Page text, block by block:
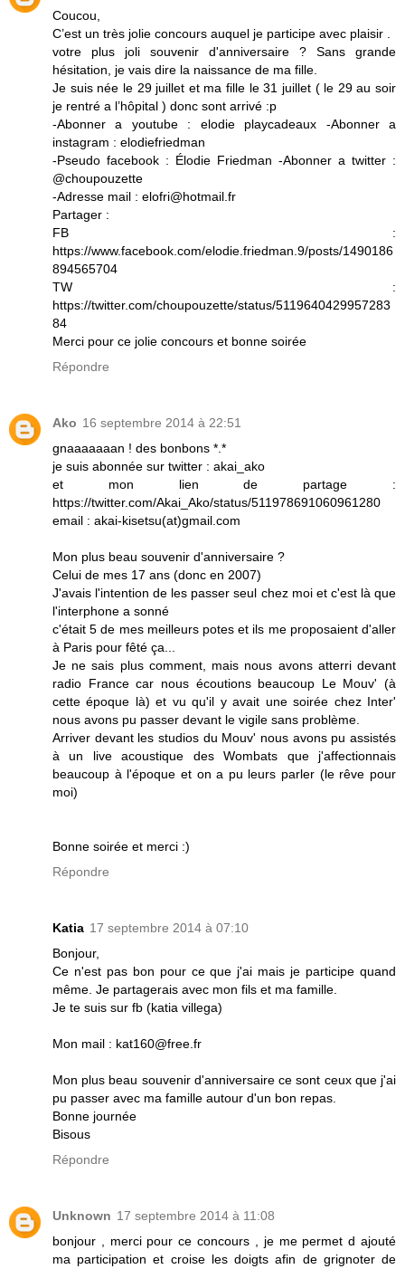
Coucou,
C’est un très jolie concours auquel je participe avec plaisir .
votre plus joli souvenir d'anniversaire ? Sans grande
hésitation, je vais dire la naissance de ma fille.
Je suis née le 29 juillet et ma fille le 31 juillet ( le 29 au soir
je rentré a l’hôpital ) donc sont arrivé :p
-Abonner a youtube : elodie playcadeaux -Abonner a
instagram : elodiefriedman
-Pseudo facebook : Élodie Friedman -Abonner a twitter :
@choupouzette
-Adresse mail : elofri@hotmail.fr
Partager :
FB :
https://www.facebook.com/elodie.friedman.9/posts/1490186
894565704
TW :
https://twitter.com/choupouzette/status/5119640429957283
84
Merci pour ce jolie concours et bonne soirée
Répondre
Ako 16 septembre 2014 à 22:51
gnaaaaaaan ! des bonbons *.*
je suis abonnée sur twitter : akai_ako
et mon lien de partage :
https://twitter.com/Akai_Ako/status/511978691060961280
email : akai-kisetsu(at)gmail.com
Mon plus beau souvenir d'anniversaire ?
Celui de mes 17 ans (donc en 2007)
J'avais l'intention de les passer seul chez moi et c'est là que
l'interphone a sonné
c'était 5 de mes meilleurs potes et ils me proposaient d'aller
à Paris pour fêté ça...
Je ne sais plus comment, mais nous avons atterri devant
radio France car nous écoutions beaucoup Le Mouv' (à
cette époque là) et vu qu'il y avait une soirée chez Inter'
nous avons pu passer devant le vigile sans problème.
Arriver devant les studios du Mouv' nous avons pu assistés
à un live acoustique des Wombats que j'affectionnais
beaucoup à l'époque et on a pu leurs parler (le rêve pour
moi)
Bonne soirée et merci :)
Répondre
Katia 17 septembre 2014 à 07:10
Bonjour,
Ce n'est pas bon pour ce que j'ai mais je participe quand
même. Je partagerais avec mon fils et ma famille.
Je te suis sur fb (katia villega)
Mon mail : kat160@free.fr
Mon plus beau souvenir d'anniversaire ce sont ceux que j'ai
pu passer avec ma famille autour d'un bon repas.
Bonne journée
Bisous
Répondre
Unknown 17 septembre 2014 à 11:08
bonjour , merci pour ce concours , je me permet d ajouté
ma participation et croise les doigts afin de grignoter de